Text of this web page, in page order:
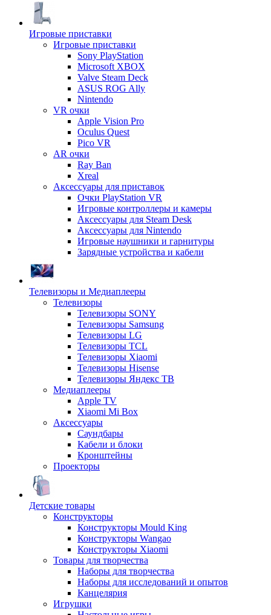
Игровые приставки
Игровые приставки
Sony PlayStation
Microsoft XBOX
Valve Steam Deck
ASUS ROG Ally
Nintendo
VR очки
Apple Vision Pro
Oculus Quest
Pico VR
AR очки
Ray Ban
Xreal
Аксессуары для приставок
Очки PlayStation VR
Игровые контроллеры и камеры
Аксессуары для Steam Desk
Аксессуары для Nintendo
Игровые наушники и гарнитуры
Зарядные устройства и кабели
Телевизоры и Медиаплееры
Телевизоры
Телевизоры SONY
Телевизоры Samsung
Телевизоры LG
Телевизоры TCL
Телевизоры Xiaomi
Телевизоры Hisense
Телевизоры Яндекс ТВ
Медиаплееры
Apple TV
Xiaomi Mi Box
Аксессуары
Саундбары
Кабели и блоки
Кронштейны
Проекторы
Детские товары
Конструкторы
Конструкторы Mould King
Конструкторы Wangao
Конструкторы Xiaomi
Товары для творчества
Наборы для творчества
Наборы для исследований и опытов
Канцелярия
Игрушки